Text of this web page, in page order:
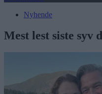
Nyhende
Mest lest siste syv